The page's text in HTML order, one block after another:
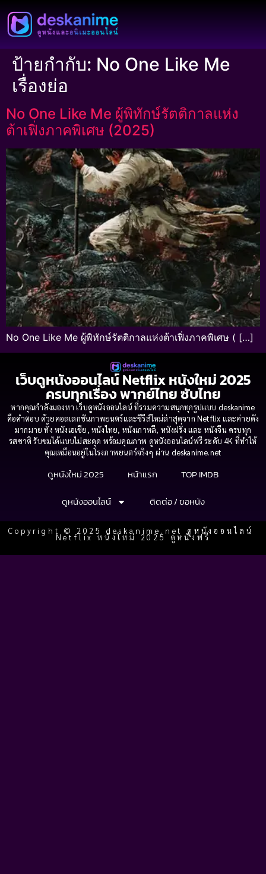
ป้ายกำกับ: No One Like Me
เรื่องย่อ
No One Like Me ผู้พิทักษ์รัตติกาลแห่ง
ต้าเฟิ่งภาคพิเศษ (2025)
No One Like Me ผู้พิทักษ์รัตติกาลแห่งต้าเฟิ่งภาคพิเศษ ( […]
เว็บดูหนังออนไลน์ Netflix หนังใหม่ 2025
ครบทุกเรื่อง พากย์ไทย ซับไทย
หากคุณกำลังมองหา เว็บดูหนังออนไลน์ ที่รวมความสนุกทุกรูปแบบ deskanime
คือคำตอบ ด้วยคอลเลกชันภาพยนตร์และซีรีส์ใหม่ล่าสุดจาก Netflix และค่ายดัง
มากมาย ทั้ง หนังเอเชีย, หนังไทย, หนังเกาหลี, หนังฝรั่ง และ หนังจีน ครบทุก
รสชาติ รับชมได้แบบไม่สะดุด พร้อมคุณภาพ ดูหนังออนไลน์ฟรี ระดับ 4K ที่ทำให้
คุณเหมือนอยู่ในโรงภาพยนตร์จริงๆ ผ่าน deskanime.net
ดูหนังใหม่ 2025 หน้าแรก
TOP IMDB
ดูหนังออนไลน์
ติดต่อ / ขอหนัง
Copyright © 2025 deskanime.net ดูหนังออนไลน์
Netflix หนังใหม่ 2025 ดูหนังฟรี